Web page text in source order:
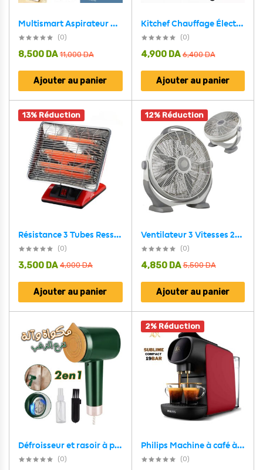
Multismart Aspirateur balai système de nettoyage humide et sec 12en1 avec réservoir d’eau et de poussière – مكنسة كهربائية منزلية
(0)
11,000DA
8,500 DA
Ajouter au panier
Kitchef Chauffage Électrique 3 Façades 2000W
(0)
6,400DA
4,900 DA
Ajouter au panier
13% Réduction
Résistance 3 Tubes Ressol 1800W
(0)
4,000DA
3,500 DA
Ajouter au panier
12% Réduction
Ventilateur 3 Vitesses 20″ Rhinos Electronics 130W – مروحة حجم كبير
(0)
5,500DA
4,850 DA
Ajouter au panier
Défroisseur et rasoir à peluches portatif 2 en 1 pour vêtements مكواة + الة زغب 2 في 1 محمولة للملابس
(0)
2% Réduction
Philips Machine à café à capsules 19BAR L’OR BARISTA SUBLIME avec 20 capsule
(0)